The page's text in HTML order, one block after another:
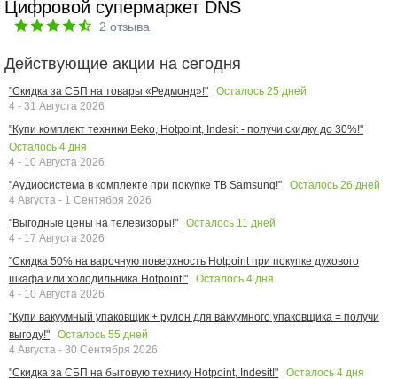
Цифровой супермаркет DNS
2 отзыва
Действующие акции на сегодня
"Скидка за СБП на товары «Редмонд»!" Осталось 25 дней
4 - 31 Августа 2026
"Купи комплект техники Beko, Hotpoint, Indesit - получи скидку до 30%!"
Осталось 4 дня
4 - 10 Августа 2026
"Аудиосистема в комплекте при покупке ТВ Samsung!"
Осталось 26 дней
4 Августа - 1 Сентября 2026
"Выгодные цены на телевизоры!"
Осталось 11 дней
4 - 17 Августа 2026
"Скидка 50% на варочную поверхность Hotpoint при покупке духового
шкафа или холодильника Hotpoint!"
Осталось 4 дня
4 - 10 Августа 2026
"Купи вакуумный упаковщик + рулон для вакуумного упаковщика = получи
выгоду!"
Осталось 55 дней
4 Августа - 30 Сентября 2026
"Скидка за СБП на бытовую технику Hotpoint, Indesit!"
Осталось 4 дня